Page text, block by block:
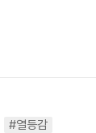
#열등감